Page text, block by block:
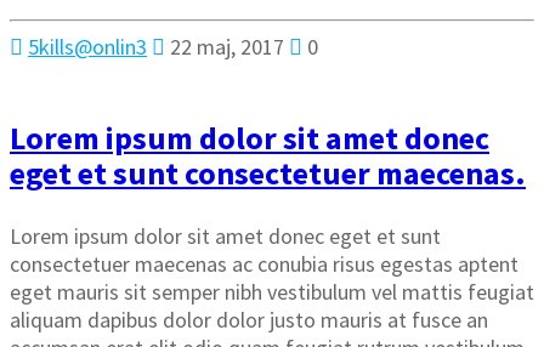
5kills@onlin3 22 maj, 2017 0
Lorem ipsum dolor sit amet donec
eget et sunt consectetuer maecenas.
Lorem ipsum dolor sit amet donec eget et sunt
consectetuer maecenas ac conubia risus egestas aptent
eget mauris sit semper nibh vestibulum vel mattis feugiat
aliquam dapibus dolor dolor justo mauris at fusce an